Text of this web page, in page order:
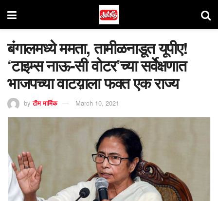
बंगालमध्ये ममता, तामीळनाडूत यूपीए!
‘टाइम्स नाऊ-सी वोटर’च्या सर्वेक्षणात
भाजपच्या वाटय़ाला फक्त एक राज्य
by टीम मार्मिक March 10, 2021